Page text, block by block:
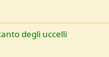
degli uccelli